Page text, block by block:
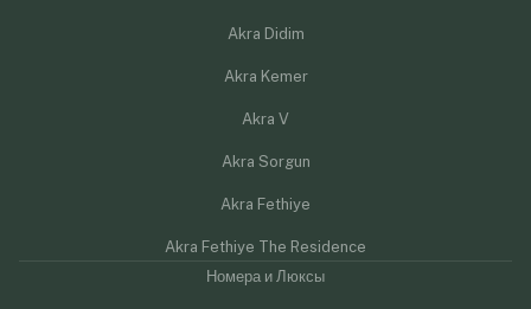
Akra Didim
Akra Kemer
Akra V
Akra Sorgun
Akra Fethiye
Akra Fethiye The Residence
Номера и Люксы